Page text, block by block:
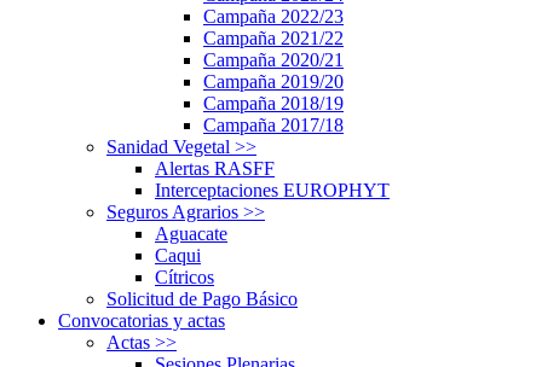
Campaña 2022/23
Campaña 2021/22
Campaña 2020/21
Campaña 2019/20
Campaña 2018/19
Campaña 2017/18
Sanidad Vegetal >>
Alertas RASFF
Interceptaciones EUROPHYT
Seguros Agrarios >>
Aguacate
Caqui
Cítricos
Solicitud de Pago Básico
Convocatorias y actas
Actas >>